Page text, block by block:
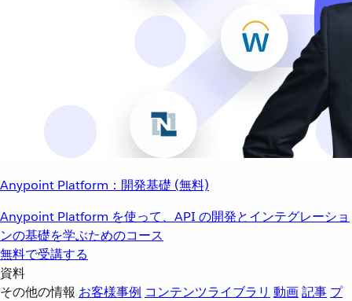
Anypoint Platform：開発基礎 (無料)
Anypoint Platform を使って、API の開発とインテグレーショ
ンの基礎を学ぶためのコース
無料で受講する
資料
その他の情報 お客様事例 コンテンツライブラリ 動画記事 プ